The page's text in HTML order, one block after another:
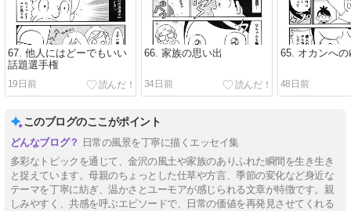
67. 他人にはどーでもいい
話題選手権
19日前
66. 家族の思い出
34日前
65. オカンへの
48日前
このブログのここがポイント
日常の風景を丁寧に描くエッセイ集
多彩なトピックを通じて、金沢の風土や家族のありふれた瞬間を生き生き
と捉えています。母親のちょっとした仕草や方言、季節の変化など身近な
テーマを丁寧に紡ぎ、温かさとユーモアが感じられる文章が特徴です。親
しみやすく、共感を呼ぶエピソードで、日常の価値を再発見させてくれる